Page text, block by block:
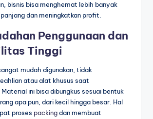
bisnis bisa menghemat lebih banyak
dan meningkatkan profit.
Penggunaan dan
Tinggi
mudah digunakan, tidak
atau alat khusus saat
ini bisa dibungkus sesuai bentuk
apa pun, dari kecil hingga besar. Hal
proses packingdan membuat